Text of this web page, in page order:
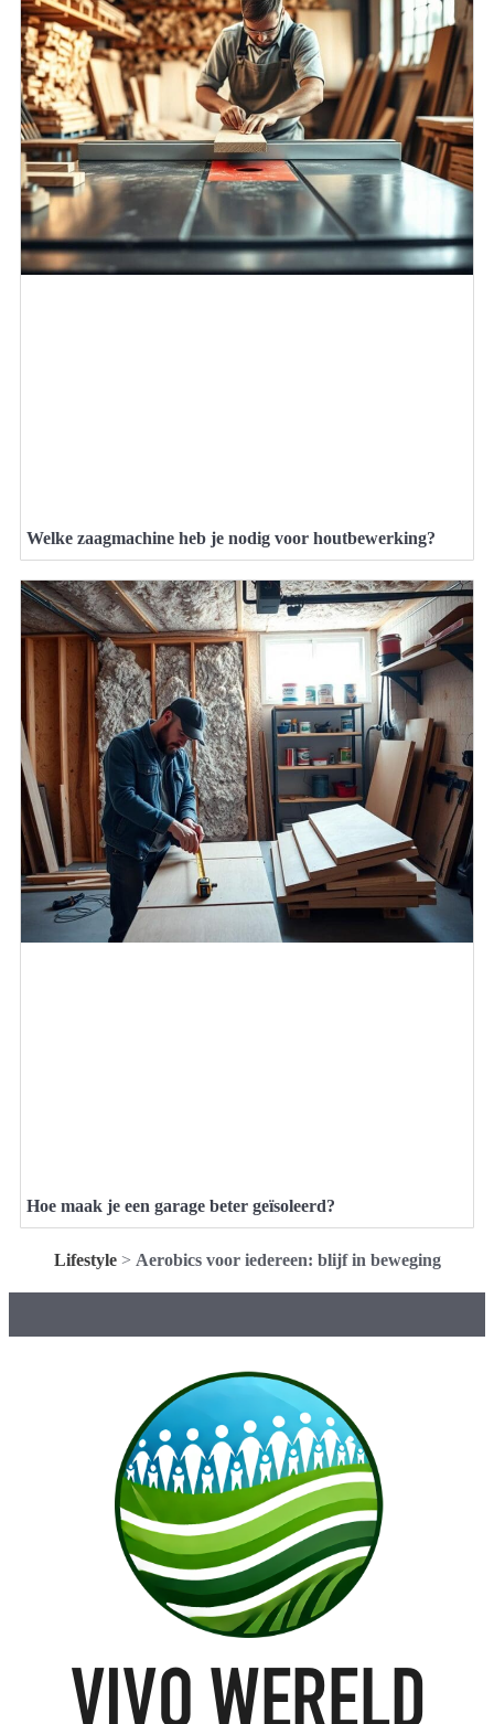
Welke zaagmachine heb je nodig voor houtbewerking?
Hoe maak je een garage beter geïsoleerd?
Lifestyle> Aerobics voor iedereen: blijf in beweging